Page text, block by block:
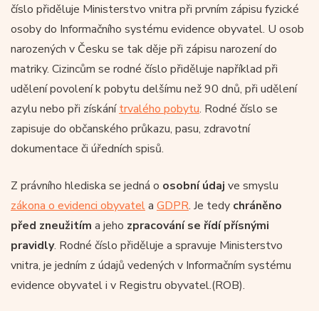
číslo přiděluje Ministerstvo vnitra při prvním zápisu fyzické
osoby do Informačního systému evidence obyvatel. U osob
narozených v Česku se tak děje při zápisu narození do
matriky. Cizincům se rodné číslo přiděluje například při
udělení povolení k pobytu delšímu než 90 dnů, při udělení
azylu nebo při získánítrvalého pobytu. Rodné číslo se
zapisuje do občanského průkazu, pasu, zdravotní
dokumentace či úředních spisů.
Z právního hlediska se jedná o osobní údaj ve smyslu
zákona o evidenci obyvatela GDPR. Je tedy chráněno
před zneužitím a jeho zpracování se řídí přísnými
pravidly. Rodné číslo přiděluje a spravuje Ministerstvo
vnitra, je jedním z údajů vedených v Informačním systému
evidence obyvatel i v Registru obyvatel.(ROB).